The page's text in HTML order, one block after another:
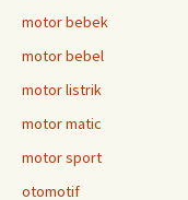
motor bebek
motor bebel
motor listrik
motor matic
motor sport
otomotif